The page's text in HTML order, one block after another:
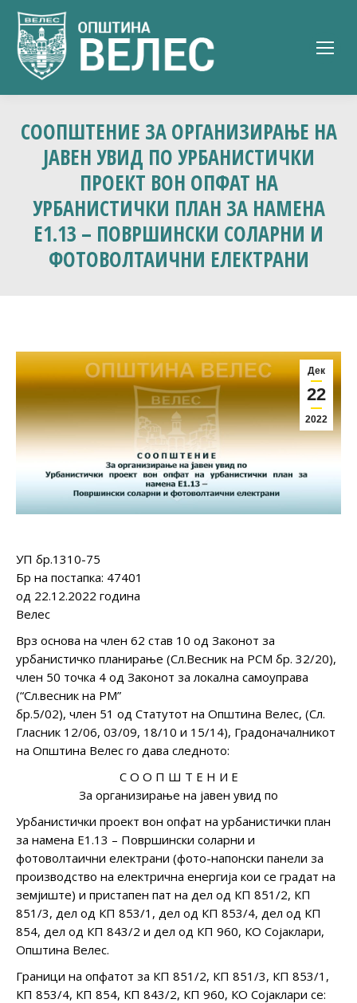
СООПШТЕНИЕ ЗА ОРГАНИЗИРАЊЕ НА
ЈАВЕН УВИД ПО УРБАНИСТИЧКИ
ПРОЕКТ ВОН ОПФАТ НА
УРБАНИСТИЧКИ ПЛАН ЗА НАМЕНА
Е1.13 – ПОВРШИНСКИ СОЛАРНИ И
ФОТОВОЛТАИЧНИ ЕЛЕКТРАНИ
Дек
22
2022
УП бр.1310-75
Бр на постапка: 47401
од 22.12.2022 година
Велес
Врз основа на член 62 став 10 од Законот за
урбанистичко планирање (Сл.Весник на РСМ бр. 32/20),
член 50 точка 4 од Законот за локална самоуправа
(“Сл.весник на РМ”
бр.5/02), член 51 од Статутот на Општина Велес, (Сл.
Гласник 12/06, 03/09, 18/10 и 15/14), Градоначалникот
на Општина Велес го дава следното:
С О О П Ш Т Е Н И Е
За организирање на јавен увид по
Урбанистички проект вон опфат на урбанистички план
за намена Е1.13 – Површински соларни и
фотоволтаични електрани (фото-напонски панели за
производство на електрична енергија кои се градат на
земјиште) и пристапен пат на дел од КП 851/2, КП
851/3, дел од КП 853/1, дел од КП 853/4, дел од КП
854, дел од КП 843/2 и дел од КП 960, КО Сојаклари,
Општина Велес.
Граници на опфатот за КП 851/2, КП 851/3, КП 853/1,
КП 853/4, КП 854, КП 843/2, КП 960, КО Сојаклари се: